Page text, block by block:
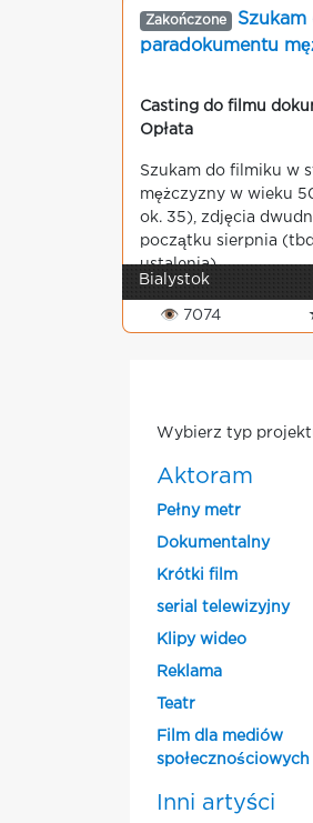
Zakończone
paradokumentu
Casting do filmu
Opłata
Szukam do filmiku w
mężczyzny w wieku
ok. 35), zdjęcia
początku sierpnia
ustalenia). ...
Bialystok
👁 7074
Wybierz typ
Aktoram
Pełny metr
Dokumentalny
Krótki film
serial telewizyjny
Klipy wideo
Reklama
Teatr
Film dla mediów
społecznościowych
Inni artyści